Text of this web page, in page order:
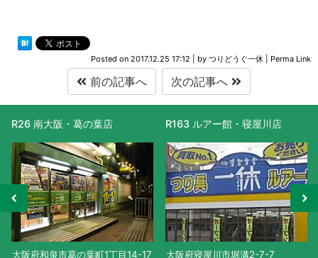
Posted on 2017.12.25 17:12 by つりどうぐ一休 Perma Link
前の記事へ 次の記事へ
R26 南大阪・葛の葉店
大阪府和泉市葛の葉町1丁目14-17
R163 ルアー館・寝屋川店
大阪府寝屋川市堀溝2-7-7